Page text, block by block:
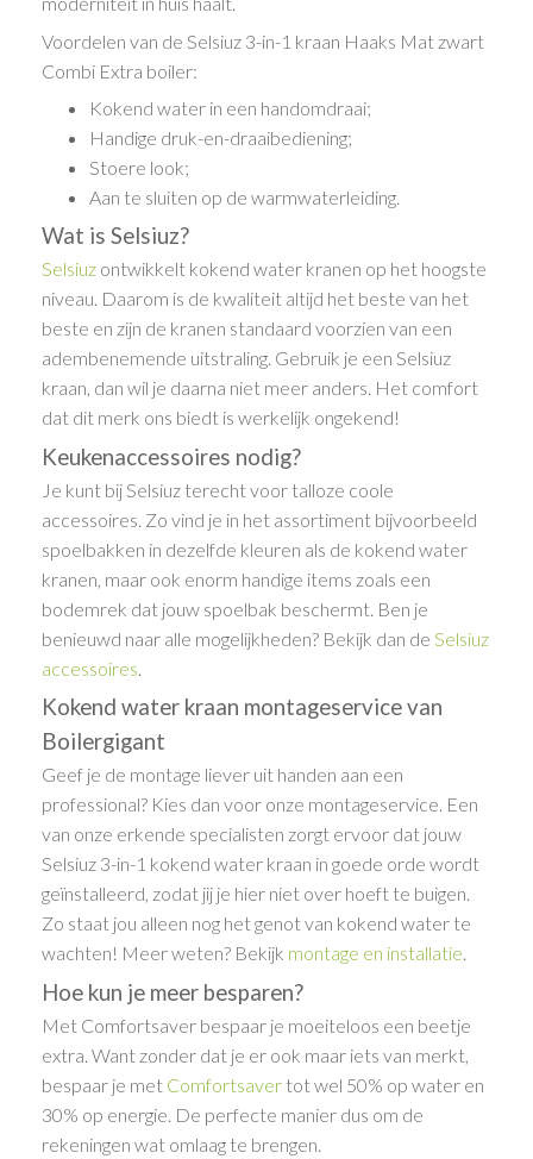
Voordelen van de Selsiuz 3-in-1 kraan Haaks Mat zwart
Combi Extra boiler:
Kokend water in een handomdraai;
Handige druk-en-draaibediening;
Stoere look;
Aan te sluiten op de warmwaterleiding.
Wat is Selsiuz?
Selsiuz ontwikkelt kokend water kranen op het hoogste
niveau. Daarom is de kwaliteit altijd het beste van het
beste en zijn de kranen standaard voorzien van een
adembenemende uitstraling. Gebruik je een Selsiuz
kraan, dan wil je daarna niet meer anders. Het comfort
dat dit merk ons biedt is werkelijk ongekend!
Keukenaccessoires nodig?
Je kunt bij Selsiuz terecht voor talloze coole
accessoires. Zo vind je in het assortiment bijvoorbeeld
spoelbakken in dezelfde kleuren als de kokend water
kranen, maar ook enorm handige items zoals een
bodemrek dat jouw spoelbak beschermt. Ben je
benieuwd naar alle mogelijkheden? Bekijk dan deSelsiuz
accessoires.
Kokend water kraan montageservice van
Boilergigant
Geef je de montage liever uit handen aan een
professional? Kies dan voor onze montageservice. Een
van onze erkende specialisten zorgt ervoor dat jouw
Selsiuz 3-in-1 kokend water kraan in goede orde wordt
geïnstalleerd, zodat jij je hier niet over hoeft te buigen.
Zo staat jou alleen nog het genot van kokend water te
wachten! Meer weten? Bekijk montage en installatie.
Hoe kun je meer besparen?
Met Comfortsaver bespaar je moeiteloos een beetje
extra. Want zonder dat je er ook maar iets van merkt,
bespaar je met Comfortsaver tot wel 50% op water en
30% op energie. De perfecte manier dus om de
rekeningen wat omlaag te brengen.